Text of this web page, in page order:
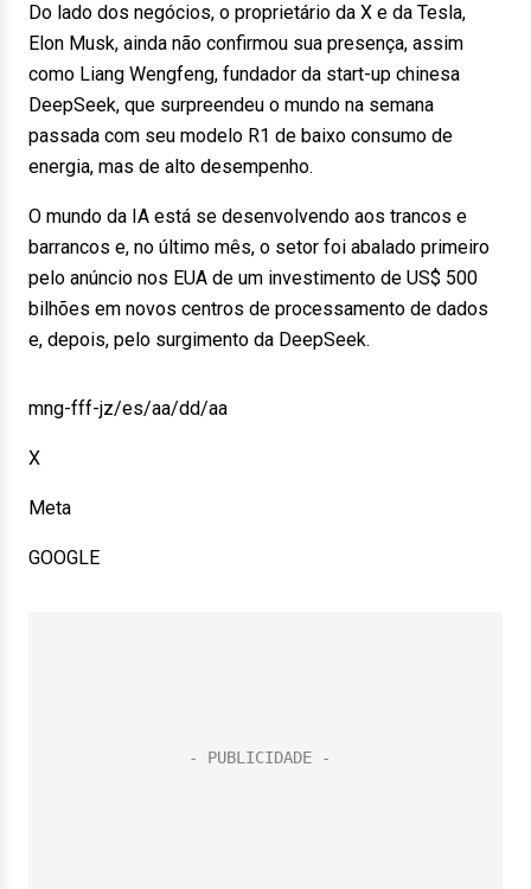
Do lado dos negócios, o proprietário da X e da Tesla,
Elon Musk, ainda não confirmou sua presença, assim
como Liang Wengfeng, fundador da start-up chinesa
DeepSeek, que surpreendeu o mundo na semana
passada com seu modelo R1 de baixo consumo de
energia, mas de alto desempenho.
O mundo da IA está se desenvolvendo aos trancos e
barrancos e, no último mês, o setor foi abalado primeiro
pelo anúncio nos EUA de um investimento de US$ 500
bilhões em novos centros de processamento de dados
e, depois, pelo surgimento da DeepSeek.
mng-fff-jz/es/aa/dd/aa
X
Meta
GOOGLE